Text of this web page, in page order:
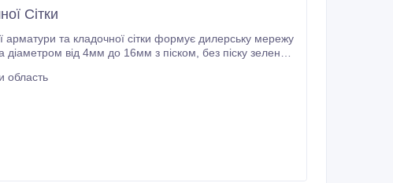
Сітки
4мм до 16мм з піском, без піску зелена,
на замовлення.
область